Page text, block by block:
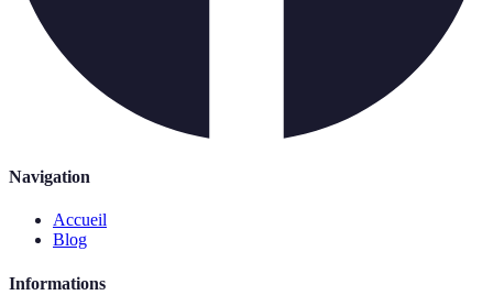
Navigation
Accueil
Blog
Informations